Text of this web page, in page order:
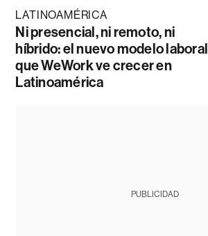
LATINOAMÉRICA
Ni presencial, ni remoto, ni
híbrido: el nuevo modelo laboral
que WeWork ve crecer en
Latinoamérica
PUBLICIDAD